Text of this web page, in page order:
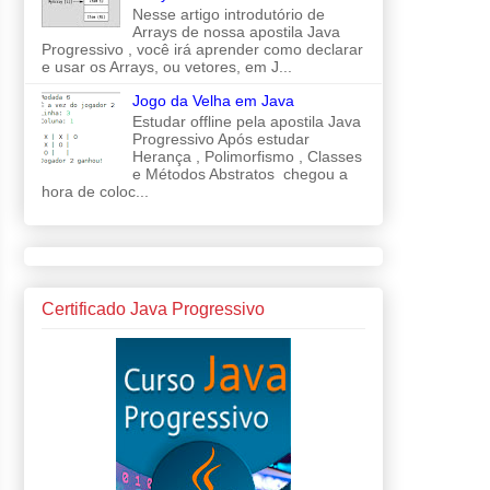
Nesse artigo introdutório de
Arrays de nossa apostila Java
Progressivo , você irá aprender como declarar
e usar os Arrays, ou vetores, em J...
Jogo da Velha em Java
Estudar offline pela apostila Java
Progressivo Após estudar
Herança , Polimorfismo , Classes
e Métodos Abstratos chegou a
hora de coloc...
Certificado Java Progressivo